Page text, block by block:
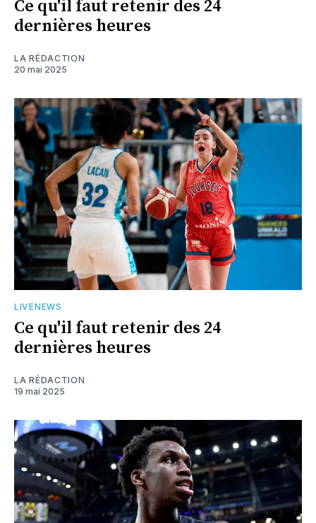
Ce qu'il faut retenir des 24
dernières heures
LA RÉDACTION
20 mai 2025
LIVENEWS
Ce qu'il faut retenir des 24
dernières heures
LA RÉDACTION
19 mai 2025